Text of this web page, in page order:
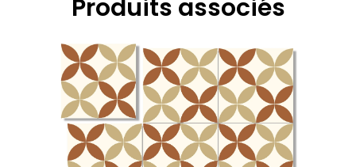
Produits associés